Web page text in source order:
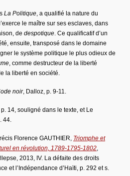
La Politique , a qualifié la nature du
le maître sur ses esclaves, dans
de despotique . Ce qualificatif d’un
ensuite, transposé dans le domaine
le système politique le plus odieux de
, comme destructeur de la liberté
la liberté en société.
noir, Dalloz, p. 9-11.
p. 14, souligné dans le texte, et Le
44.
Florence GAUTHIER, Triomphe et
en révolution, 1789-1795-1802
2013, IV. La défaite des droits
et l’Indépendance d’Haïti, p. 292 et s.